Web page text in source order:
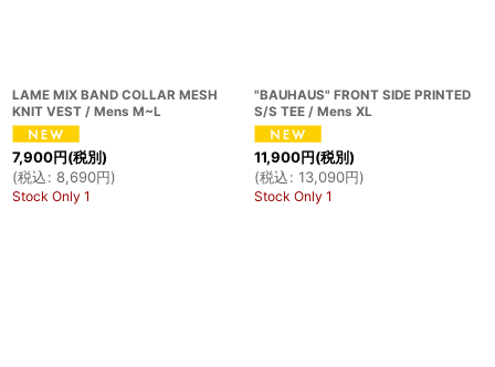
LAME MIX BAND COLLAR MESH
KNIT VEST / Mens M~L
7,900円(税別)
(税込: 8,690円)
Stock Only 1
"BAUHAUS" FRONT SIDE PRINTED
S/S TEE / Mens XL
11,900円(税別)
(税込: 13,090円)
Stock Only 1